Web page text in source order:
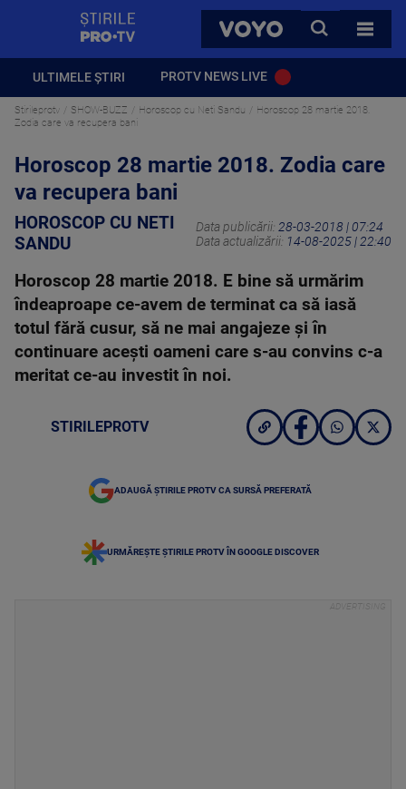
VOYO
CAUTA
TOATE
ULTIMELE ȘTIRI PROTV NEWS LIVE
Stirileprotv SHOW-BUZZ Horoscop cu Neti Sandu
Horoscop 28 martie 2018.
Zodia care va recupera bani
Horoscop 28 martie 2018. Zodia care
va recupera bani
HOROSCOP CU NETI
SANDU
Data publicării: 28-03-2018 | 07:24
Data actualizării: 14-08-2025 | 22:40
Horoscop 28 martie 2018. E bine să urmărim
îndeaproape ce-avem de terminat ca să iasă
totul fără cusur, să ne mai angajeze şi în
continuare aceşti oameni care s-au convins c-a
meritat ce-au investit în noi.
STIRILEPROTV
ADAUGĂ ȘTIRILE PROTV CA SURSĂ PREFERATĂ
URMĂREȘTE ȘTIRILE PROTV ÎN GOOGLE DISCOVER